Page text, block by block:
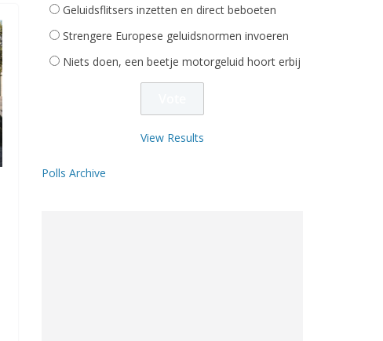
Geluidsflitsers inzetten en direct beboeten
Strengere Europese geluidsnormen invoeren
Niets doen, een beetje motorgeluid hoort erbij
View Results
Polls Archive